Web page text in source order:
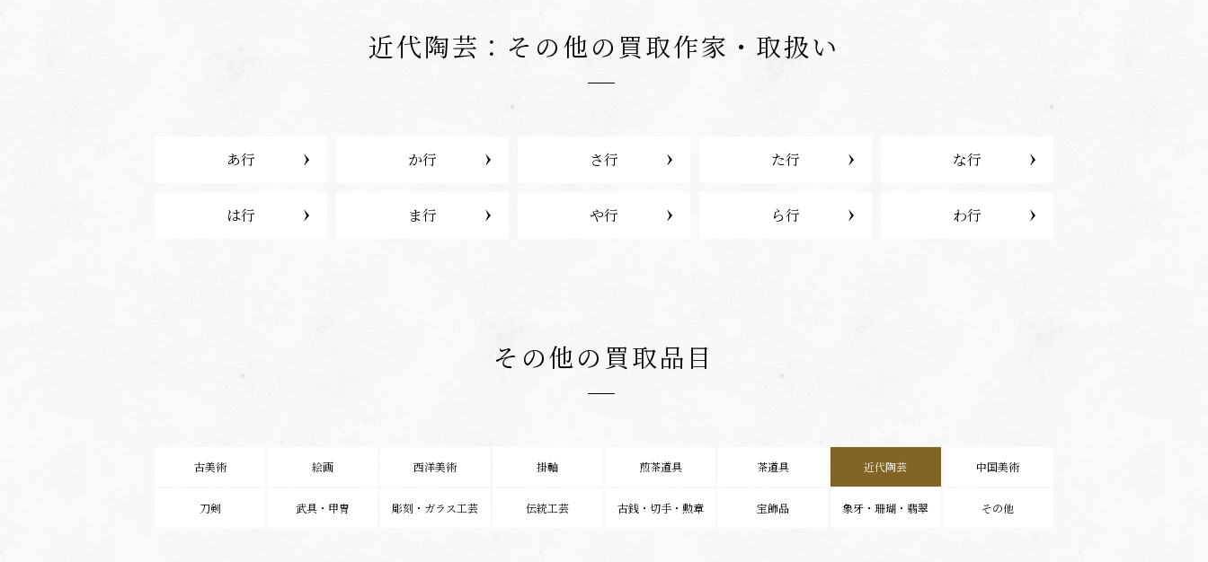
近代陶芸：その他の 買取作家・取扱い
あ行 か行 さ行 た行 な行
は行 ま行 や行 ら行 わ行
その他の買取品目
古美術 絵画 西洋美術 掛軸 煎茶道具 茶道具 近代陶芸 中国美術
刀剣 武具・甲冑 彫刻・ガラス工芸 伝統工芸 古銭・切手・勲章 宝飾品 象牙・珊瑚・翡翠 その他